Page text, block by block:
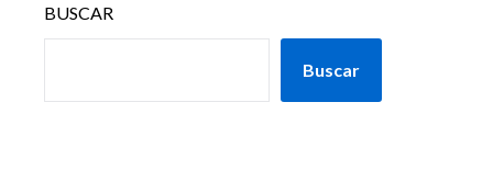
BUSCAR
Buscar